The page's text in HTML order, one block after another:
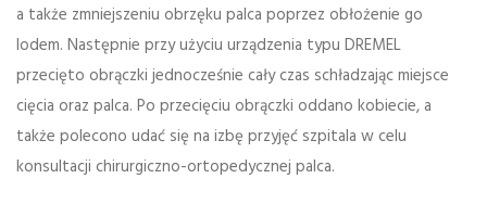
a także zmniejszeniu obrzęku palca poprzez obłożenie go
lodem. Następnie przy użyciu urządzenia typu DREMEL
przecięto obrączki jednocześnie cały czas schładzając miejsce
cięcia oraz palca. Po przecięciu obrączki oddano kobiecie, a
także polecono udać się na izbę przyjęć szpitala w celu
konsultacji chirurgiczno-ortopedycznej palca.